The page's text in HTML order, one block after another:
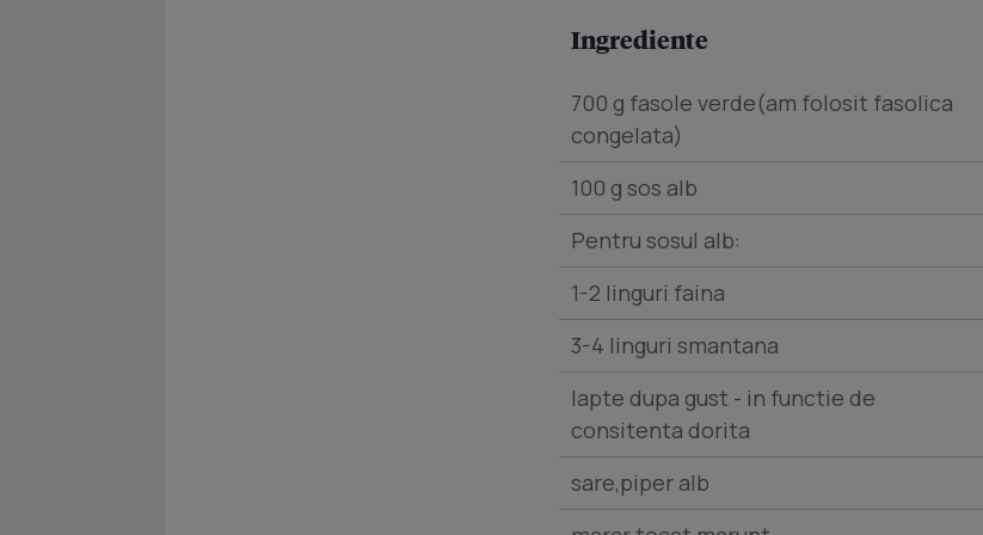
Ingrediente
700 g fasole verde(am folosit fasolica
congelata)
100 g sos alb
Pentru sosul alb:
1-2 linguri faina
3-4 linguri smantana
lapte dupa gust - in functie de
consitenta dorita
sare,piper alb